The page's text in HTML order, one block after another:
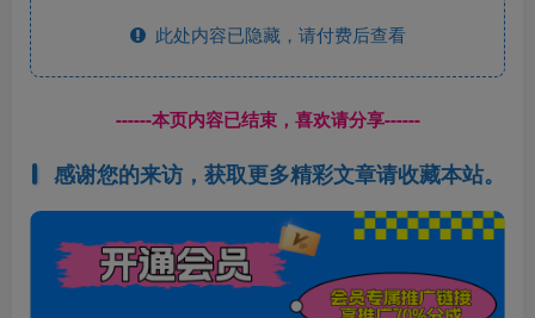
此处内容已隐藏，请付费后查看
------本页内容已结束，喜欢请分享------
感谢您的来访，获取更多精彩文章请收藏本站。